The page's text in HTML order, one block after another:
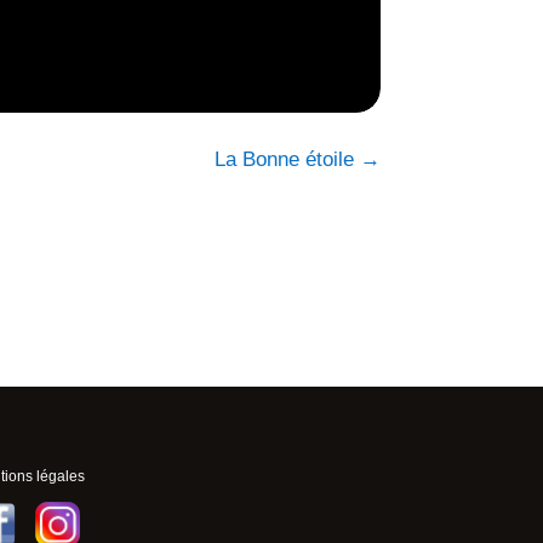
La Bonne étoile→
légales